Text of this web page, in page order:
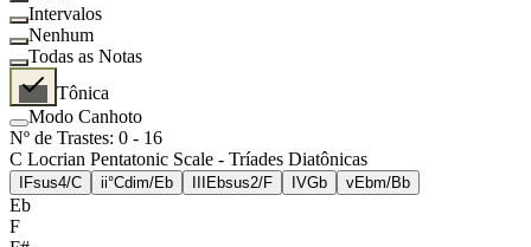
Intervalos
Nenhum
Todas as Notas
Tônica
Modo Canhoto
Nº de Trastes: 0 - 16
C Locrian Pentatonic Scale - Tríades Diatônicas
Fsus4/C ii°Cdim/Eb Ebsus2/F IVGb vEbm/Bb
Eb
F